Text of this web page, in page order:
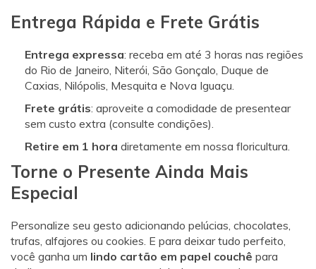
Entrega Rápida e Frete Grátis
Entrega expressa: receba em até 3 horas nas regiões
do Rio de Janeiro, Niterói, São Gonçalo, Duque de
Caxias, Nilópolis, Mesquita e Nova Iguaçu.
Frete grátis: aproveite a comodidade de presentear
sem custo extra (consulte condições).
Retire em 1 hora diretamente em nossa floricultura.
Torne o Presente Ainda Mais
Especial
Personalize seu gesto adicionando pelúcias, chocolates,
trufas, alfajores ou cookies. E para deixar tudo perfeito,
você ganha um lindo cartão em papel couchê para